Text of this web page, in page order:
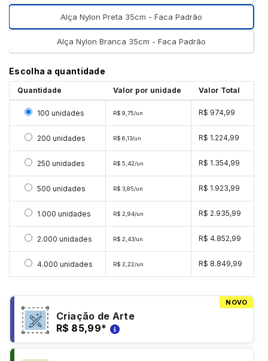
Alça Nylon Preta 35cm - Faca Padrão
Alça Nylon Branca 35cm - Faca Padrão
Escolha a quantidade
Quantidade Valor por unidade Valor Total
Selecionar 100 unidades
100 unidades R$ 9,75/un R$ 974,99
Selecionar 200 unidades
200 unidades R$ 6,13/un R$ 1.224,99
Selecionar 250 unidades
250 unidades R$ 5,42/un R$ 1.354,99
Selecionar 500 unidades
500 unidades R$ 3,85/un R$ 1.923,99
Selecionar 1000 unidades
1.000 unidades R$ 2,94/un R$ 2.935,99
Selecionar 2000 unidades
2.000 unidades R$ 2,43/un R$ 4.852,99
Selecionar 4000 unidades
4.000 unidades R$ 2,22/un R$ 8.849,99
NOVO
Criação de Arte
R$ 85,99*